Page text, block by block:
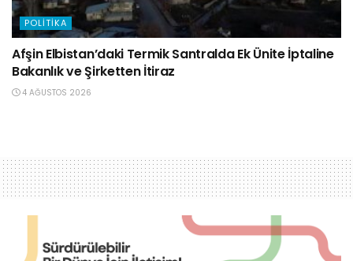
POLITIKA
Afşin Elbistan’daki Termik Santralda Ek Ünite İptaline
Bakanlık ve Şirketten İtiraz
4 AĞUSTOS 2026